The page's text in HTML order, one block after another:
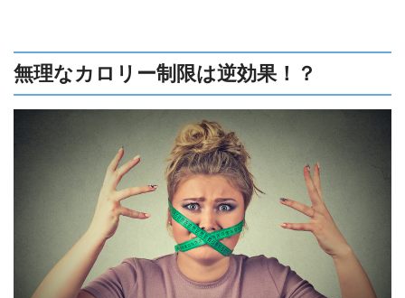
無理なカロリー制限は逆効果！？